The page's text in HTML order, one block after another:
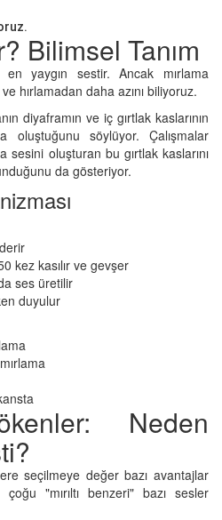
Bilimsel Tanım
en yaygın sestir. Ancak mırlama
hırlamadan daha azını biliyoruz.
diyaframın ve iç gırtlak kaslarının
oluştuğunu söylüyor. Çalışmalar
sesini oluşturan bu gırtlak kaslarını
da gösteriyor.
kez kasılır ve gevşer
ses üretilir
duyulur
Neden
seçilmeye değer bazı avantajlar
"mırıltı benzeri" bazı sesler